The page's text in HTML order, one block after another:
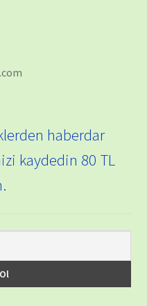
haberdar
kaydedin 80 TL